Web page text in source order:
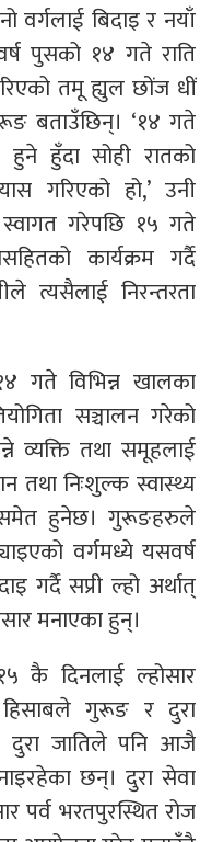
वर्गलाई बिदाइ र नयाँ
पुसको १४ गते राति
तमू ह्युल छोंज धीं
बताउँछिन्। ‘१४ गते
हुने हुँदा सोही रातको
गरिएको हो,’ उनी
स्वागत गरेपछि १५ गते
कार्यक्रम गर्दै
त्यसैलाई निरन्तरता
गते विभिन्न खालका
सञ्चालन गरेको
व्यक्ति तथा समूहलाई
तथा निःशुल्क स्वास्थ्य
हुनेछ। गुरूङहरुले
वर्गमध्ये यसवर्ष
गर्दै सप्री ल्हो अर्थात्
मनाएका हुन्।
कै दिनलाई ल्होसार
गुरूङ र दुरा
जातिले पनि आजै
छन्। दुरा सेवा
पर्व भरतपुरस्थित रोज